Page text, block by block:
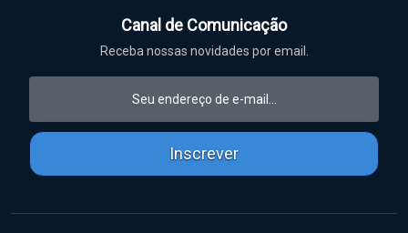
Canal de Comunicação
Receba nossas novidades por email.
Inscrever